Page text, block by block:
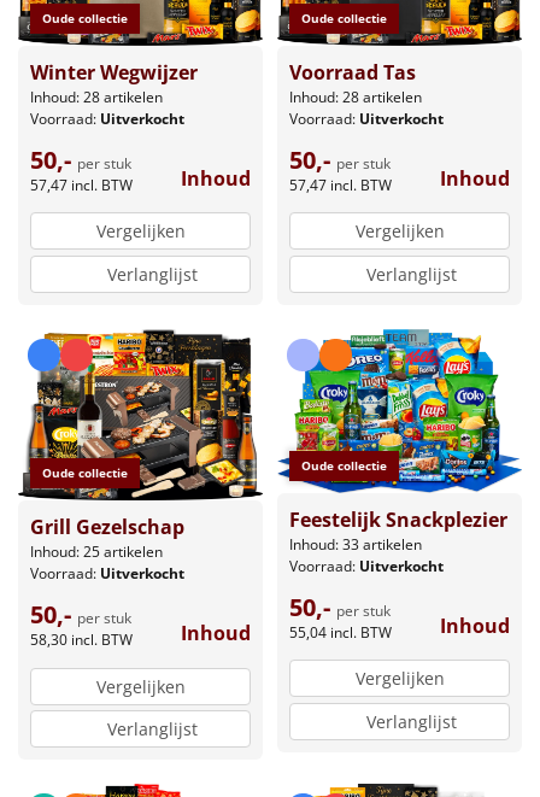
Oude collectie
Winter Wegwijzer
Inhoud: 28 artikelen
Voorraad: Uitverkocht
50,- per stuk
57,47 incl. BTW Inhoud
Vergelijken
Verlanglijst
Oude collectie
Voorraad Tas
Inhoud: 28 artikelen
Voorraad: Uitverkocht
50,- per stuk
57,47 incl. BTW Inhoud
Vergelijken
Verlanglijst
Oude collectie
Grill Gezelschap
Inhoud: 25 artikelen
Voorraad: Uitverkocht
50,- per stuk
58,30 incl. BTW Inhoud
Vergelijken
Verlanglijst
Oude collectie
Feestelijk Snackplezier
Inhoud: 33 artikelen
Voorraad: Uitverkocht
50,- per stuk
55,04 incl. BTW Inhoud
Vergelijken
Verlanglijst